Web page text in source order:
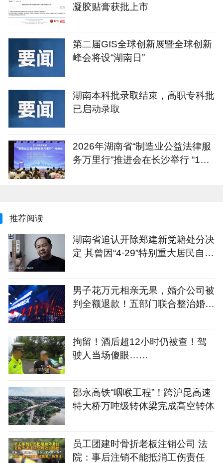
凝胶贴膏获批上市
第二届GIS全球创新展暨全球创新
峰会将设“湖南日”
湖南本科批录取结束，高职专科批
已启动录取
2026年湖南省“制造业公益法律服
务万里行”推进会在长沙举行 “1+4
推荐阅读
湖南省追认开除郑建新党籍处分决
定 其曾因“4·29”特别重大居民自建
男子花万元相亲无果，婚介公司被
判全额退款！五部门联合整治婚介
拘留！酒后超12小时仍被查！驾
驶人当场傻眼……
邵永高铁“咽喉工程”！跨沪昆高速
特大桥万吨级转体梁完成高空转体
员工团建时骨折老板注销公司 法
院：事后注销不能抵消工伤责任